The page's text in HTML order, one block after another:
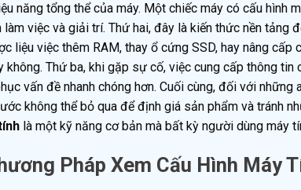
năng tổng thể của máy. Một chiếc máy có cấu hình
việc và giải trí. Thứ hai, đây là kiến thức nền tảng
liệu việc thêm RAM, thay ổ cứng SSD, hay nâng
không. Thứ ba, khi gặp sự cố, việc cung cấp thông
vấn đề nhanh chóng hơn. Cuối cùng, đối với
không thể bỏ qua để định giá sản phẩm và tránh
là một kỹ năng cơ bản mà bất kỳ người dùng máy
Pháp Xem Cấu Hình Máy